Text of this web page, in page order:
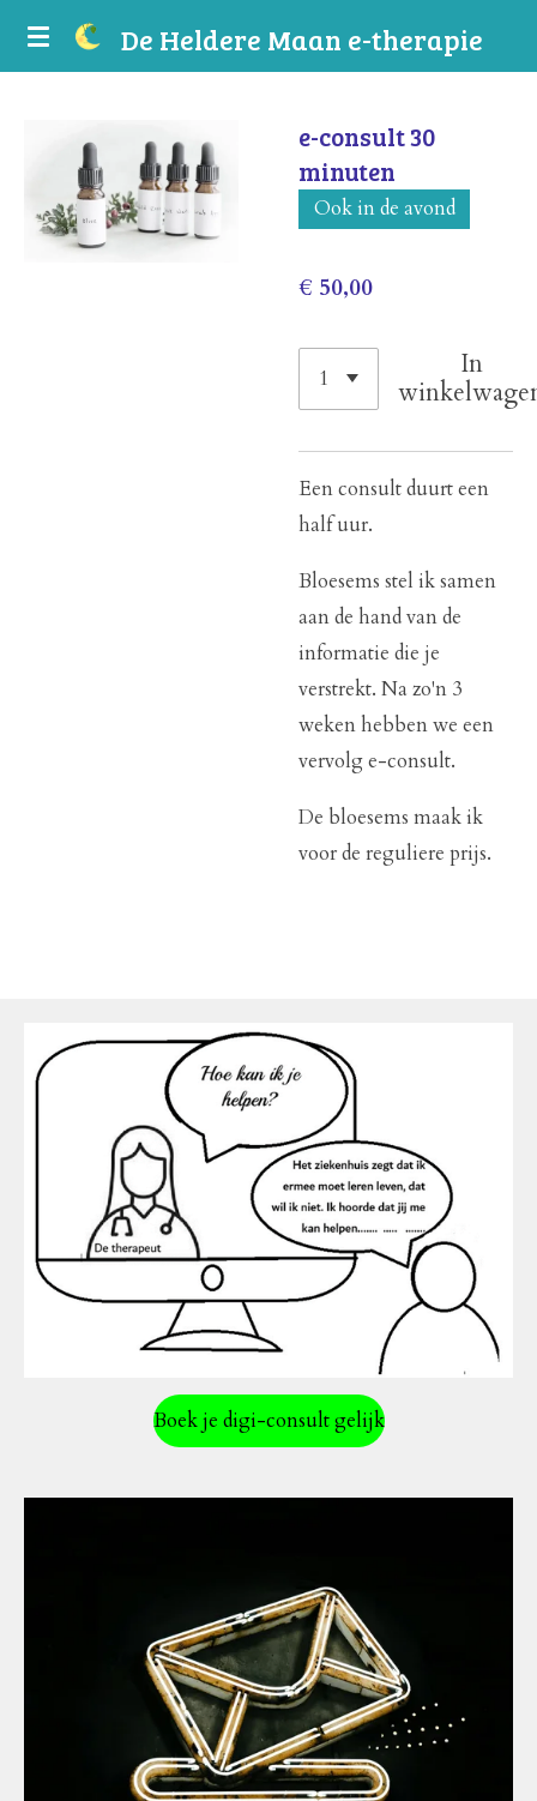
Ga
hoofdinhoud
De Heldere Maan e-therapie
e-consult 30
minuten
Ook in de avond
€ 50,00
In
Een consult duurt een
half uur.
Bloesems stel ik samen
aan de hand van de
informatie die je
verstrekt. Na zo'n 3
weken hebben we een
vervolg e-consult.
De bloesems maak ik
voor de reguliere prijs.
Boek je digi-consult gelijk